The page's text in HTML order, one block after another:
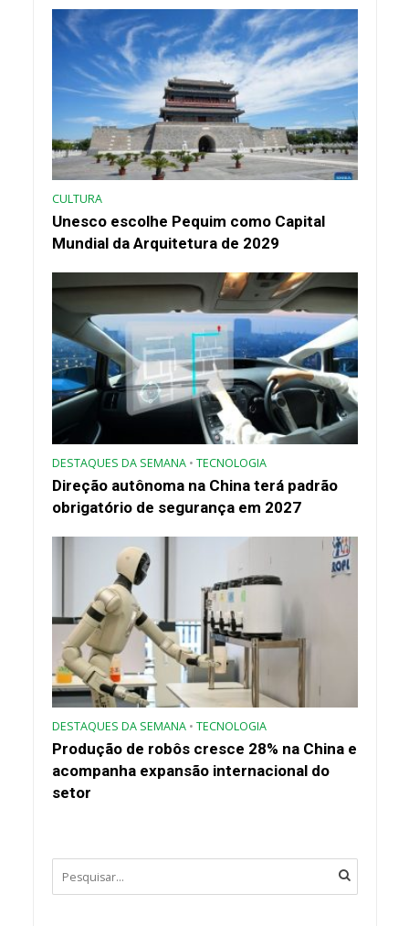
CULTURA
Unesco escolhe Pequim como Capital
Mundial da Arquitetura de 2029
DESTAQUES DA SEMANA • TECNOLOGIA
Direção autônoma na China terá padrão
obrigatório de segurança em 2027
DESTAQUES DA SEMANA • TECNOLOGIA
Produção de robôs cresce 28% na China e
acompanha expansão internacional do
setor